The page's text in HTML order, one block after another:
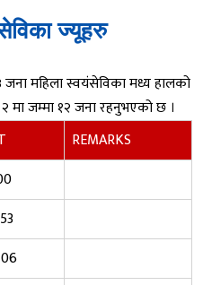
ज्यूहरु
जना महिला स्वयंसेविका मध्य हालको
मा जम्मा १२ जना रहनुभएको छ ।
REMARKS